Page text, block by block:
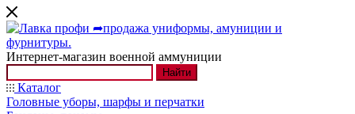
Интернет-магазин военной аммуниции
Найти
Каталог
Головные уборы, шарфы и перчатки